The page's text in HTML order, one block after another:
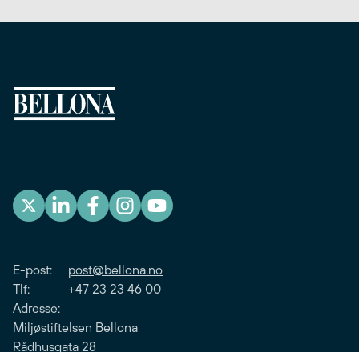
E-post: post@bellona.no
Tlf: +47 23 23 46 00
Adresse:
Miljøstiftelsen Bellona
Rådhusgata 28